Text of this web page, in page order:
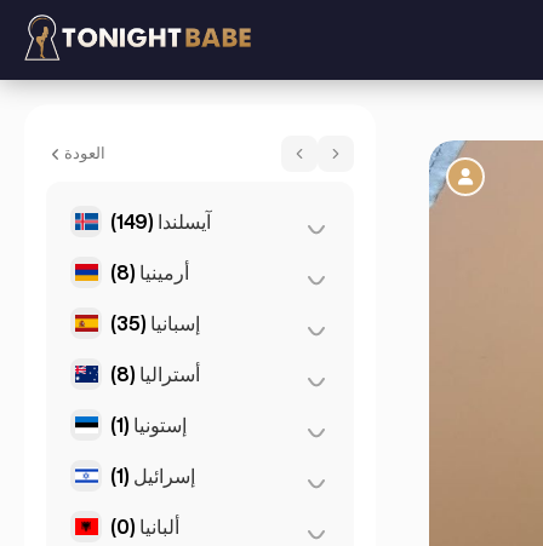
العودة
آيسلندا (149)
ريكيافيك (149) أرمينيا (8)
يريفان (8) إسبانيا (35)
إشبيلية (3)
برشلونة
أستراليا (8)
بريزبان (2)
بيرث
إستونيا (1)
تالين (1) إسرائيل (1)
تل أبيب (1) ألبانيا (0)